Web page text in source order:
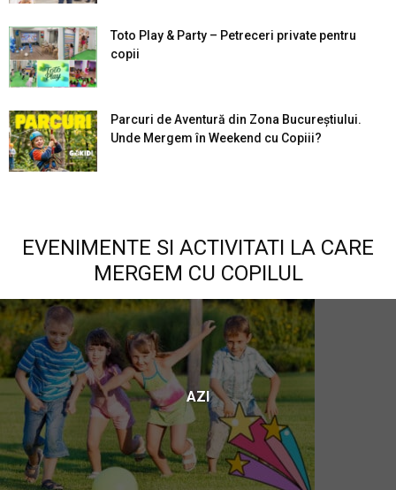
Toto Play & Party – Petreceri private pentru
copii
Parcuri de Aventură din Zona Bucureştiului.
Unde Mergem în Weekend cu Copiii?
EVENIMENTE SI ACTIVITATI LA CARE
MERGEM CU COPILUL
AZI